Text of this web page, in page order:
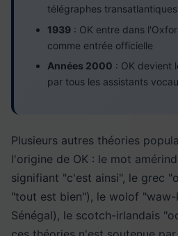
télégraphes transatlantiques
1939 : OK entre dans
comme entrée officielle
Années 2000 : OK devient
par tous les assistants
Plusieurs autres théories
l'origine de OK : le mot
signifiant "c'est ainsi", le grec
"tout est bien"), le wolof
Sénégal), le scotch-irlandais